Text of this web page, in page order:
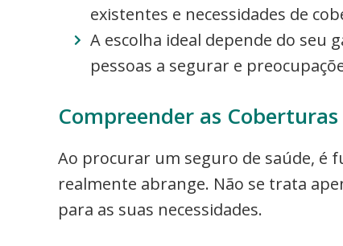
existentes e necessidades de
A escolha ideal depende do seu
pessoas a segurar e
Compreender as
Ao procurar um seguro de saúde, é
realmente abrange. Não se trata
para as suas necessidades.